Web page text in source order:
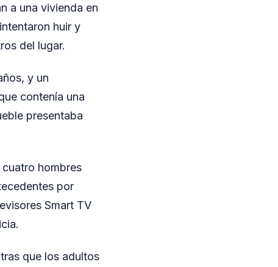
a una vivienda en
huir y
del lugar.
y un
contenía una
presentaba
hombres
por
Smart TV
que los adultos